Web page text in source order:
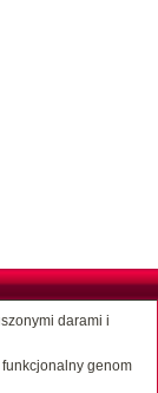
darami i
genom